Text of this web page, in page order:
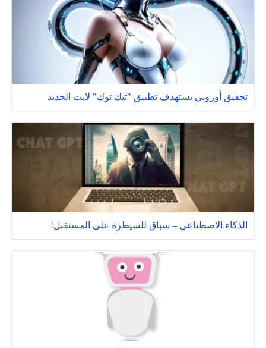
تحقيق أوروبي يستهدف تطبيق "تيك توك" لايت الجديد
الذكاء الاصطناعي – سباق للسيطرة على المستقبل!